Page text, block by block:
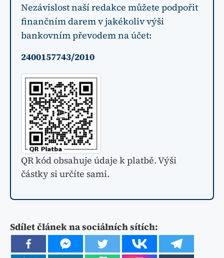
Nezávislost naší redakce můžete podpořit
finančním darem v jakékoliv výši
bankovním převodem na účet:
2400157743/2010
QR kód obsahuje údaje k platbě. Výši
částky si určíte sami.
Sdílet článek na sociálních sítích: